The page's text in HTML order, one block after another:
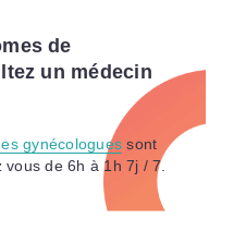
de
un médecin
gynécologues sont
vous de 6h à 1h 7j / 7.